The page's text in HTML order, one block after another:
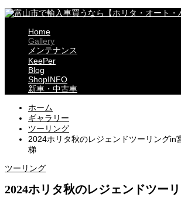
Home
Gallery
メンテナンス
KeePer
Blog
ShopINFO
新車・中古車
ホーム
ギャラリー
ツーリング
2024ホリタ秋のレジェンドツーリングin
梯
ツーリング
2024ホリタ秋のレジェンドツー